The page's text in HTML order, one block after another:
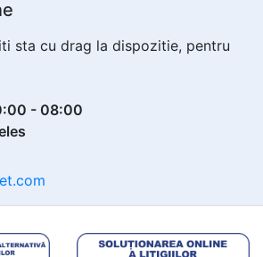
sta cu drag la dispozitie, pentru
- 08:00